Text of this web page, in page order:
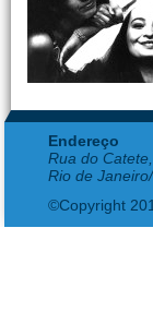
Endereço
Rua do
Rio de
©Copyright